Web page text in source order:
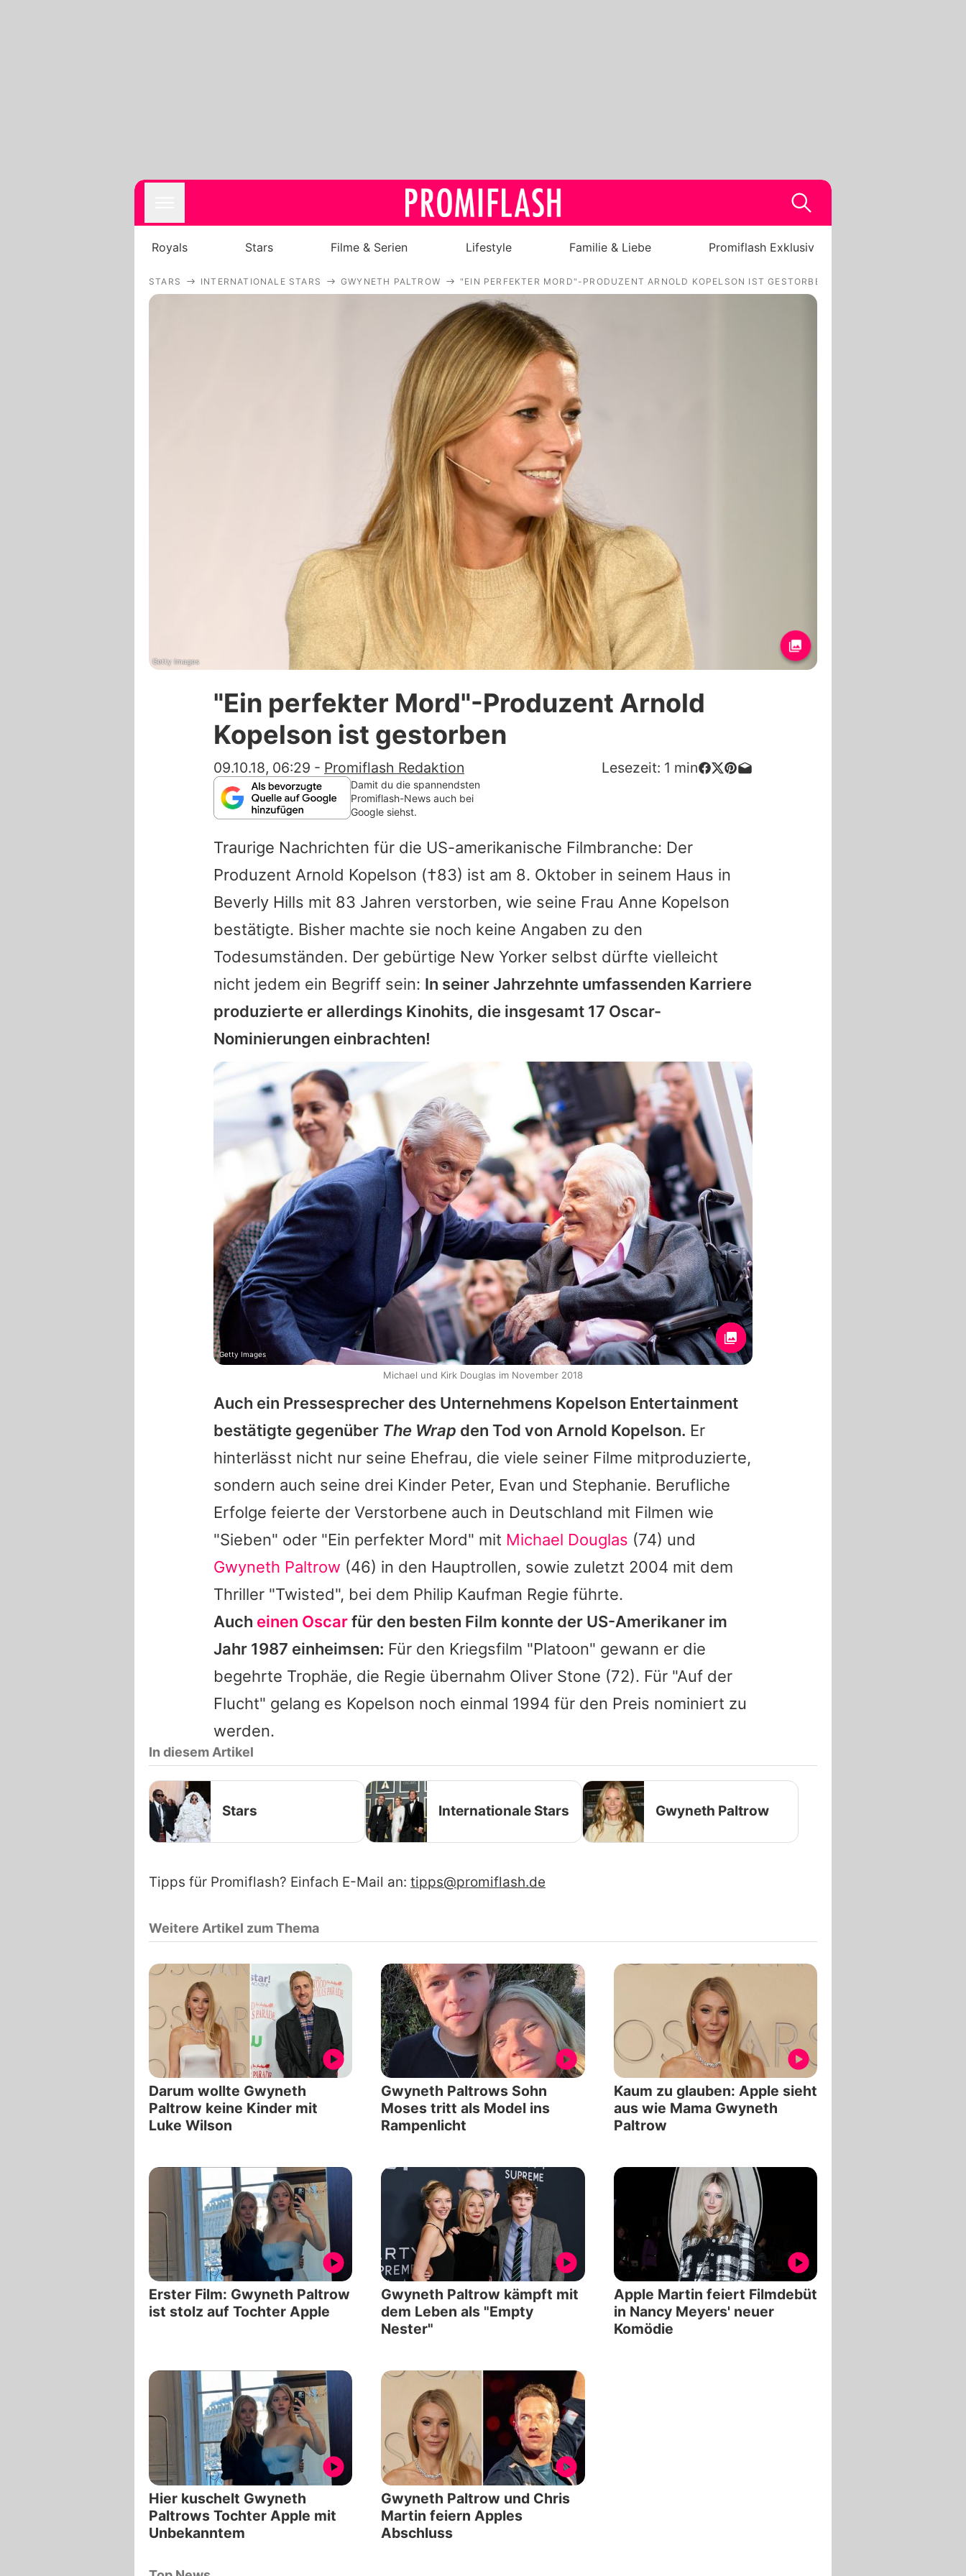
Royals
Stars
Filme & Serien
Lifestyle
Familie & Liebe
Promiflash Exklusiv
Alle Themen auf Promiflash
Jobs
App runterladen
Team
Redaktionelle Richtlinien
Impressum
Datenschutzerklärung
Nutzungsbedingungen
Utiq verwalten
Royals Stars Filme & Serien Lifestyle Familie & Liebe Promiflash Exklusiv
STARS INTERNATIONALE STARS GWYNETH PALTROW "EIN PERFEKTER MORD"-PRODUZENT ARNOLD KOPELSON IST GESTORBEN
Getty Images
"Ein perfekter Mord"-Produzent Arnold
Kopelson ist gestorben
09.10.18, 06:29 - Promiflash Redaktion Lesezeit: 1 min
Damit du die spannendsten
Promiflash-News auch bei
Google siehst.
Traurige Nachrichten für die US-amerikanische Filmbranche: Der
Produzent Arnold Kopelson (†83) ist am 8. Oktober in seinem Haus in
Beverly Hills mit 83 Jahren verstorben, wie seine Frau Anne Kopelson
bestätigte. Bisher machte sie noch keine Angaben zu den
Todesumständen. Der gebürtige New Yorker selbst dürfte vielleicht
nicht jedem ein Begriff sein: In seiner Jahrzehnte umfassenden Karriere
produzierte er allerdings Kinohits, die insgesamt 17 Oscar-
Nominierungen einbrachten!
Auch ein Pressesprecher des Unternehmens Kopelson Entertainment
bestätigte gegenüber The Wrap den Tod von Arnold Kopelson. Er
hinterlässt nicht nur seine Ehefrau, die viele seiner Filme mitproduzierte,
sondern auch seine drei Kinder Peter, Evan und Stephanie. Berufliche
Erfolge feierte der Verstorbene auch in Deutschland mit Filmen wie
"Sieben" oder "Ein perfekter Mord" mit Michael Douglas (74) und
Gwyneth Paltrow (46) in den Hauptrollen, sowie zuletzt 2004 mit dem
Thriller "Twisted", bei dem Philip Kaufman Regie führte.
Auch einen Oscarfür den besten Film konnte der US-Amerikaner im
Jahr 1987 einheimsen: Für den Kriegsfilm "Platoon" gewann er die
begehrte Trophäe, die Regie übernahm Oliver Stone (72). Für "Auf der
Flucht" gelang es Kopelson noch einmal 1994 für den Preis nominiert zu
werden.
Getty Images
Michael und Kirk Douglas im November 2018
In diesem Artikel
Stars Internationale Stars Gwyneth Paltrow
Tipps für Promiflash? Einfach E-Mail an: tipps@promiflash.de
Weitere Artikel zum Thema
Darum wollte Gwyneth
Paltrow keine Kinder mit
Luke Wilson
Gwyneth Paltrows Sohn
Moses tritt als Model ins
Rampenlicht
Kaum zu glauben: Apple sieht
aus wie Mama Gwyneth
Paltrow
Erster Film: Gwyneth Paltrow
ist stolz auf Tochter Apple
Gwyneth Paltrow kämpft mit
dem Leben als "Empty
Nester"
Apple Martin feiert Filmdebüt
in Nancy Meyers' neuer
Komödie
Hier kuschelt Gwyneth
Paltrows Tochter Apple mit
Unbekanntem
Gwyneth Paltrow und Chris
Martin feiern Apples
Abschluss